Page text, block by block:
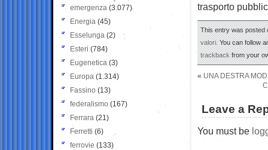
trasporto
This entry was posted
valori. You can follow
trackbackfrom your
« UNA DESTRA
Leave a
You must be
emergenza (3.077)
Energia (45)
Esselunga (2)
Esteri (784)
Eugenetica (3)
Europa (1.314)
Fassino (13)
federalismo (167)
Ferrara (21)
Ferretti (6)
ferrovie (133)